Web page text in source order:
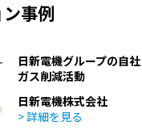
事例
日新電機グループの自
ガス削減活動
日新電機株式会社
> 詳細を見る